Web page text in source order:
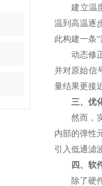
建立温度-
温到高温逐
此构建一条
动态修正
并对原始信
量结果更接
三、优
然而，实
内部的弹性
引入低通滤
四、软
除了硬件